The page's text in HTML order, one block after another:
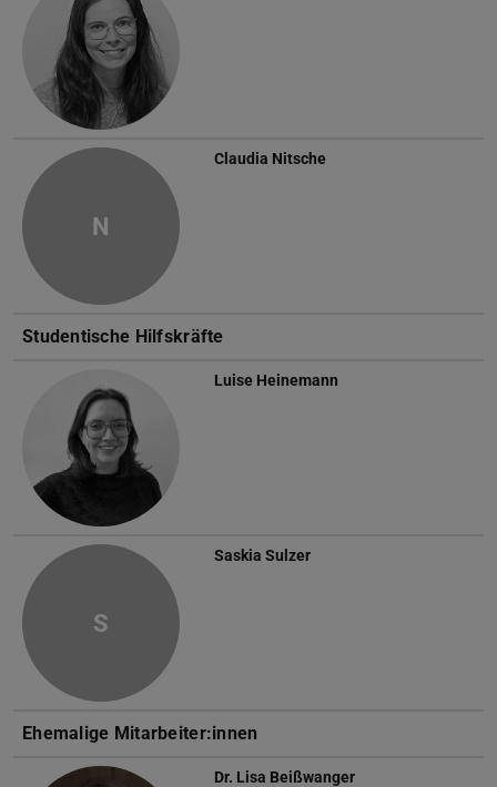
N
Claudia Nitsche
Studentische Hilfskräfte
Luise Heinemann
S
Saskia Sulzer
Ehemalige Mitarbeiter:innen
Dr. Lisa Beißwanger